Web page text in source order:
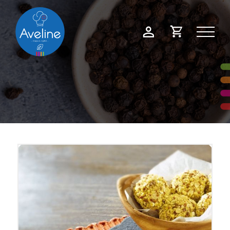
Mon
compte
Demande
de
devis
Panneau de gestion des cookies